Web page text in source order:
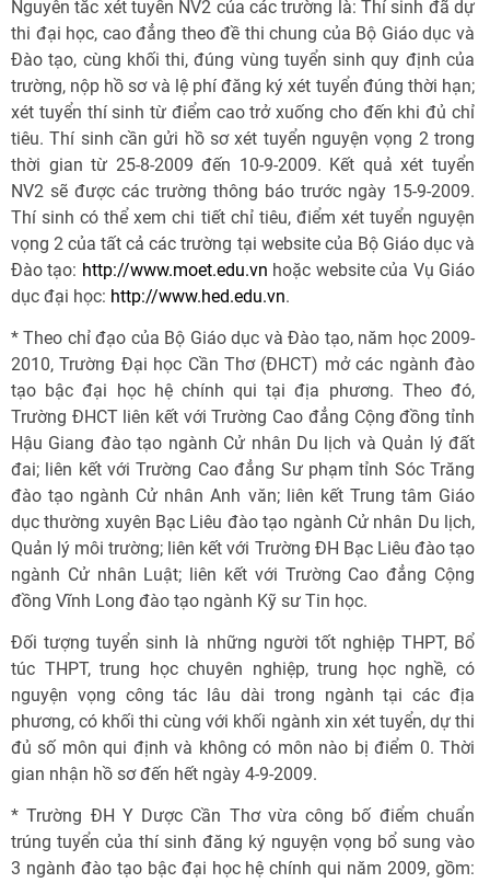
Nguyên tắc xét tuyển NV2 của các trường là: Thí sinh đã dự
thi đại học, cao đẳng theo đề thi chung của Bộ Giáo dục và
Đào tạo, cùng khối thi, đúng vùng tuyển sinh quy định của
trường, nộp hồ sơ và lệ phí đăng ký xét tuyển đúng thời hạn;
xét tuyển thí sinh từ điểm cao trở xuống cho đến khi đủ chỉ
tiêu. Thí sinh cần gửi hồ sơ xét tuyển nguyện vọng 2 trong
thời gian từ 25-8-2009 đến 10-9-2009. Kết quả xét tuyển
NV2 sẽ được các trường thông báo trước ngày 15-9-2009.
Thí sinh có thể xem chi tiết chỉ tiêu, điểm xét tuyển nguyện
vọng 2 của tất cả các trường tại website của Bộ Giáo dục và
Đào tạo: http://www.moet.edu.vn hoặc website của Vụ Giáo
dục đại học: http://www.hed.edu.vn.
* Theo chỉ đạo của Bộ Giáo dục và Đào tạo, năm học 2009-
2010, Trường Đại học Cần Thơ (ĐHCT) mở các ngành đào
tạo bậc đại học hệ chính qui tại địa phương. Theo đó,
Trường ĐHCT liên kết với Trường Cao đẳng Cộng đồng tỉnh
Hậu Giang đào tạo ngành Cử nhân Du lịch và Quản lý đất
đai; liên kết với Trường Cao đẳng Sư phạm tỉnh Sóc Trăng
đào tạo ngành Cử nhân Anh văn; liên kết Trung tâm Giáo
dục thường xuyên Bạc Liêu đào tạo ngành Cử nhân Du lịch,
Quản lý môi trường; liên kết với Trường ĐH Bạc Liêu đào tạo
ngành Cử nhân Luật; liên kết với Trường Cao đẳng Cộng
đồng Vĩnh Long đào tạo ngành Kỹ sư Tin học.
Đối tượng tuyển sinh là những người tốt nghiệp THPT, Bổ
túc THPT, trung học chuyên nghiệp, trung học nghề, có
nguyện vọng công tác lâu dài trong ngành tại các địa
phương, có khối thi cùng với khối ngành xin xét tuyển, dự thi
đủ số môn qui định và không có môn nào bị điểm 0. Thời
gian nhận hồ sơ đến hết ngày 4-9-2009.
* Trường ĐH Y Dược Cần Thơ vừa công bố điểm chuẩn
trúng tuyển của thí sinh đăng ký nguyện vọng bổ sung vào
3 ngành đào tạo bậc đại học hệ chính qui năm 2009, gồm: